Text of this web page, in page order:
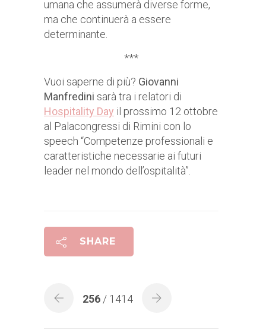
umana che assumerà diverse forme,
ma che continuerà a essere
determinante.
***
Vuoi saperne di più? Giovanni
Manfredini sarà tra i relatori di
Hospitality Day il prossimo 12 ottobre
al Palacongressi di Rimini con lo
speech “Competenze professionali e
caratteristiche necessarie ai futuri
leader nel mondo dell’ospitalità”.
SHARE
256 / 1414